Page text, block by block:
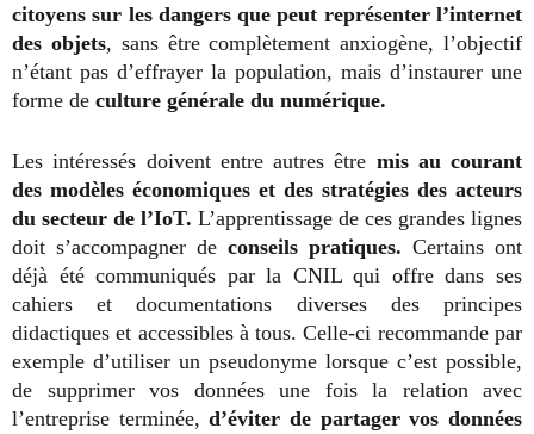
citoyens sur les dangers que peut représenter l’internet
des objets, sans être complètement anxiogène, l’objectif
n’étant pas d’effrayer la population, mais d’instaurer une
forme de culture générale du numérique.
Les intéressés doivent entre autres être mis au courant
des modèles économiques et des stratégies des acteurs
du secteur de l’IoT. L’apprentissage de ces grandes lignes
doit s’accompagner de conseils pratiques. Certains ont
déjà été communiqués par la CNIL qui offre dans ses
cahiers et documentations diverses des principes
didactiques et accessibles à tous. Celle-ci recommande par
exemple d’utiliser un pseudonyme lorsque c’est possible,
de supprimer vos données une fois la relation avec
l’entreprise terminée,d’éviter de partager vos données